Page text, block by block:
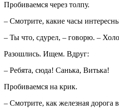
Пробиваемся через толпу.
– Смотрите, какие часы
– Ты что, сдурел, – говорю. –
Разошлись. Ищем. Вдруг:
– Ребята, сюда! Санька, Витька!
Пробиваемся на крик.
– Смотрите, как железная дорога